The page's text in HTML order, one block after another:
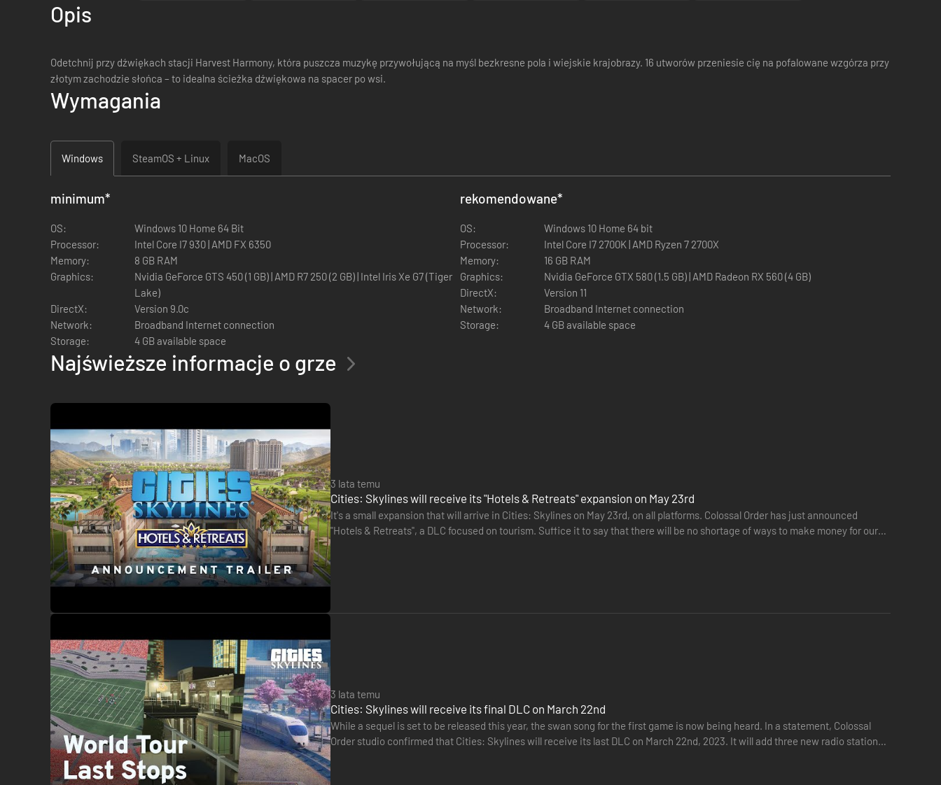
Opis
Odetchnij przy dźwiękach stacji Harvest Harmony, która puszcza muzykę przywołującą na myśl bezkresne pola i wiejskie krajobrazy. 16 utworów przeniesie cię na pofalowane wzgórza przy
złotym zachodzie słońca – to idealna ścieżka dźwiękowa na spacer po wsi.
Wymagania
Windows SteamOS + Linux MacOS
minimum*
OS:
Windows 10 Home 64 Bit
Processor:
Intel Core I7 930 | AMD FX 6350
Memory:
8 GB RAM
Graphics:
Nvidia GeForce GTS 450 (1 GB) | AMD R7 250 (2 GB) | Intel Iris Xe G7 (Tiger
Lake)
DirectX:
Version 9.0c
Network:
Broadband Internet connection
Storage:
4 GB available space
rekomendowane*
OS:
Windows 10 Home 64 bit
Processor:
Intel Core I7 2700K | AMD Ryzen 7 2700X
Memory:
16 GB RAM
Graphics:
Nvidia GeForce GTX 580 (1.5 GB) | AMD Radeon RX 560 (4 GB)
DirectX:
Version 11
Network:
Broadband Internet connection
Storage:
4 GB available space
Najświeższe informacje o grze
3 lata temu
Cities: Skylines will receive its "Hotels & Retreats" expansion on May 23rd
It's a small expansion that will arrive in Cities: Skylines on May 23rd, on all platforms. Colossal Order has just announced
"Hotels & Retreats", a DLC focused on tourism. Suffice it to say that there will be no shortage of ways to make money for our
3 lata temu
Cities: Skylines will receive its final DLC on March 22nd
While a sequel is set to be released this year, the swan song for the first game is now being heard. In a statement, Colossal
Order studio confirmed that Cities: Skylines will receive its last DLC on March 22nd, 2023. It will add three new radio stations,